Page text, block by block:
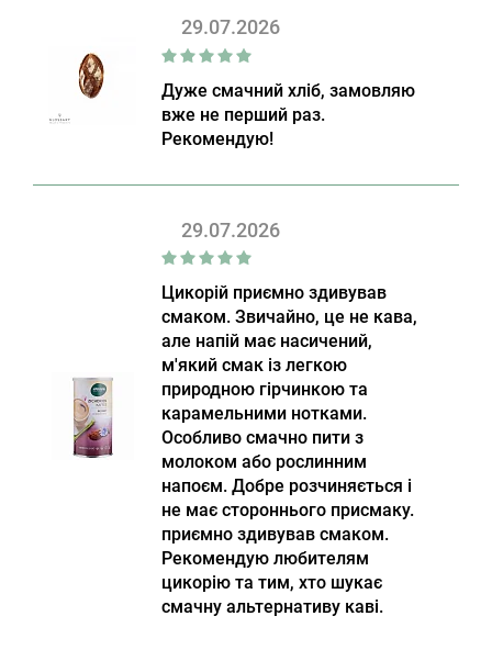
29.07.2026
Дуже смачний хліб, замовляю
вже не перший раз.
Рекомендую!
29.07.2026
Цикорій приємно здивував
смаком. Звичайно, це не кава,
але напій має насичений,
м'який смак із легкою
природною гірчинкою та
карамельними нотками.
Особливо смачно пити з
молоком або рослинним
напоєм. Добре розчиняється і
не має стороннього присмаку.
приємно здивував смаком.
Рекомендую любителям
цикорію та тим, хто шукає
смачну альтернативу каві.